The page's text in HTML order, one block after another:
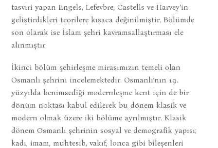
tasviri yapan Engels, Lefevbre, Castells ve Harvey’in
geliştirdikleri teorilere kısaca değinilmiştir. Bölümde
son olarak ise İslam şehri kavramsallaştırması ele
alınmıştır.
İkinci bölüm şehirleşme mirasımızın temeli olan
Osmanlı şehrini incelemektedir. Osmanlı’nın 19.
yüzyılda benimsediği modernleşme kent için de bir
dönüm noktası kabul edilerek bu dönem klasik ve
modern olmak üzere iki bölüme ayrılmıştır. Klasik
dönem Osmanlı şehrinin sosyal ve demografik yapısı;
kadı, imam, muhtesib, vakıf, lonca gibi bileşenleri